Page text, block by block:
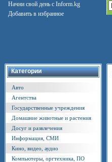
Начни свой день с Inform.kg
Добавить в избранное
Категории
Авто
Агентства
Государственные учреждения
Домашние животные и растения
Досуг и развлечения
Информация, СМИ
Кино, видео, аудио
Компьютеры, оргтехника, ПО